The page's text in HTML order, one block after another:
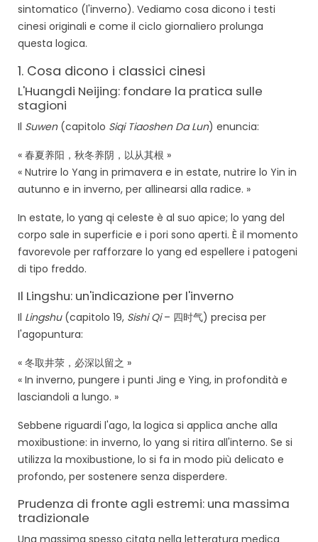
sintomatico (l'inverno). Vediamo cosa dicono i testi
cinesi originali e come il ciclo giornaliero prolunga
questa logica.
1. Cosa dicono i classici cinesi
L'Huangdi Neijing: fondare la pratica sulle
stagioni
Il Suwen(capitolo Siqi Tiaoshen Da Lun) enuncia:
« 春夏养阳，秋冬养阴，以从其根 »
« Nutrire lo Yang in primavera e in estate, nutrire lo Yin in
autunno e in inverno, per allinearsi alla radice. »
In estate, lo yang qi celeste è al suo apice; lo yang del
corpo sale in superficie e i pori sono aperti. È il momento
favorevole per rafforzare lo yang ed espellere i patogeni
di tipo freddo.
Il Lingshu: un'indicazione per l'inverno
Il Lingshu(capitolo 19, Sishi Qi– 四时气) precisa per
l'agopuntura:
« 冬取井荥，必深以留之 »
« In inverno, pungere i punti Jing e Ying, in profondità e
lasciandoli a lungo. »
Sebbene riguardi l'ago, la logica si applica anche alla
moxibustione: in inverno, lo yang si ritira all'interno. Se si
utilizza la moxibustione, lo si fa in modo più delicato e
profondo, per sostenere senza disperdere.
Prudenza di fronte agli estremi: una massima
tradizionale
Una massima spesso citata nella letteratura medica